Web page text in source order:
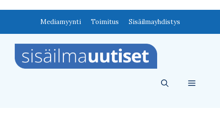
Mediamyynti Toimitus Sisäilmayhdistys
Valikko